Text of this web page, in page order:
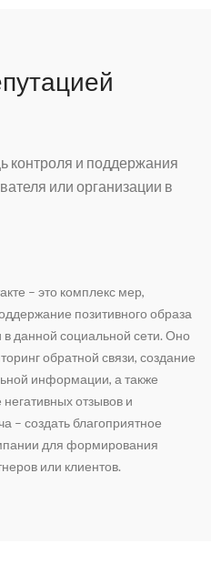
и поддержания
или организации в
– это комплекс мер,
позитивного образа
в данной социальной сети. Оно
обратной связи, создание
информации, а также
отзывов и
– создать благоприятное
для формирования
или клиентов.